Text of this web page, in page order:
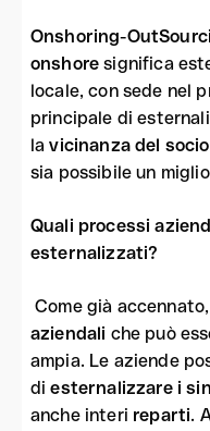
Onshoring-
onshore significa
locale, con sede nel
principale di
lavicinanza del
sia possibile un
Quali processi
esternalizzati?
Come già
aziendali che può
ampia. Le aziende
diesternalizzare i
anche interi reparti.